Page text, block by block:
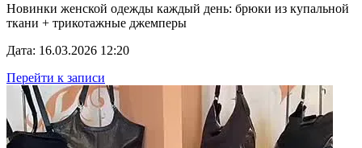
Новинки женской одежды каждый день: брюки из купальной
ткани + трикотажные джемперы
Дата: 16.03.2026 12:20
Перейти к записи